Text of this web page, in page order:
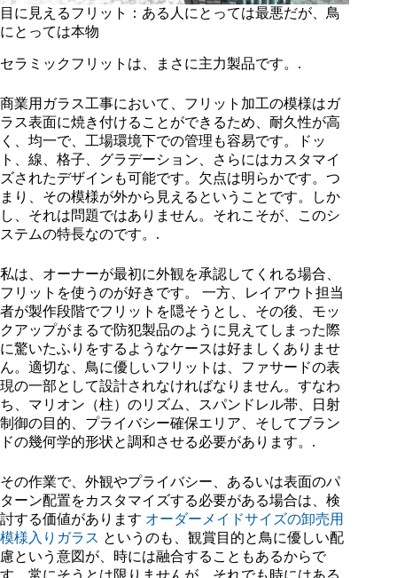
目に見えるフリット：ある人にとっては最悪だが、鳥
にとっては本物
セラミックフリットは、まさに主力製品です。.
商業用ガラス工事において、フリット加工の模様はガ
ラス表面に焼き付けることができるため、耐久性が高
く、均一で、工場環境下での管理も容易です。ドッ
ト、線、格子、グラデーション、さらにはカスタマイ
ズされたデザインも可能です。欠点は明らかです。つ
まり、その模様が外から見えるということです。しか
し、それは問題ではありません。それこそが、このシ
ステムの特長なのです。.
私は、オーナーが最初に外観を承認してくれる場合、
フリットを使うのが好きです。 一方、レイアウト担当
者が製作段階でフリットを隠そうとし、その後、モッ
クアップがまるで防犯製品のように見えてしまった際
に驚いたふりをするようなケースは好ましくありませ
ん。適切な、鳥に優しいフリットは、ファサードの表
現の一部として設計されなければなりません。すなわ
ち、マリオン（柱）のリズム、スパンドレル帯、日射
制御の目的、プライバシー確保エリア、そしてブラン
ドの幾何学的形状と調和させる必要があります。.
その作業で、外観やプライバシー、あるいは表面のパ
ターン配置をカスタマイズする必要がある場合は、検
討する価値があります オーダーメイドサイズの卸売用
模様入りガラス というのも、観賞目的と鳥に優しい配
慮という意図が、時には融合することもあるからで
す。常にそうとは限りませんが、それでも時にはある